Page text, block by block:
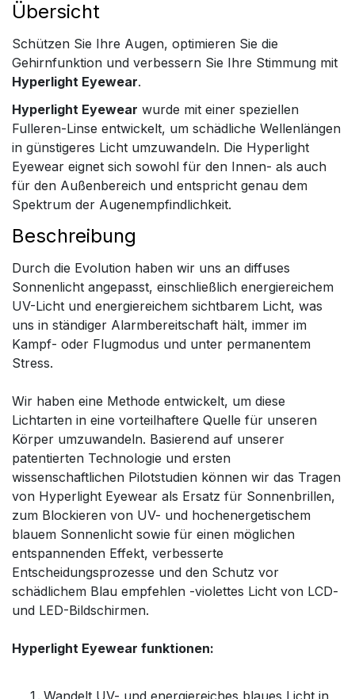
Übersicht
Schützen Sie Ihre Augen, optimieren Sie die
Gehirnfunktion und verbessern Sie Ihre Stimmung mit
Hyperlight Eyewear.
Hyperlight Eyewear wurde mit einer speziellen
Fulleren-Linse entwickelt, um schädliche Wellenlängen
in günstigeres Licht umzuwandeln. Die Hyperlight
Eyewear eignet sich sowohl für den Innen- als auch
für den Außenbereich und entspricht genau dem
Spektrum der Augenempfindlichkeit.
Beschreibung
Durch die Evolution haben wir uns an diffuses
Sonnenlicht angepasst, einschließlich energiereichem
UV-Licht und energiereichem sichtbarem Licht, was
uns in ständiger Alarmbereitschaft hält, immer im
Kampf- oder Flugmodus und unter permanentem
Stress.
Wir haben eine Methode entwickelt, um diese
Lichtarten in eine vorteilhaftere Quelle für unseren
Körper umzuwandeln. Basierend auf unserer
patentierten Technologie und ersten
wissenschaftlichen Pilotstudien können wir das Tragen
von Hyperlight Eyewear als Ersatz für Sonnenbrillen,
zum Blockieren von UV- und hochenergetischem
blauem Sonnenlicht sowie für einen möglichen
entspannenden Effekt, verbesserte
Entscheidungsprozesse und den Schutz vor
schädlichem Blau empfehlen -violettes Licht von LCD-
und LED-Bildschirmen.
Hyperlight Eyewear funktionen:
Wandelt UV- und energiereiches blaues Licht in